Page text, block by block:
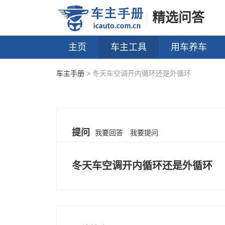
精选问答
主页 车主工具 用车养车
车主手册 > 冬天车空调开内循环还是外循环
提问 我要回答 我要提问
冬天车空调开内循环还是外循环